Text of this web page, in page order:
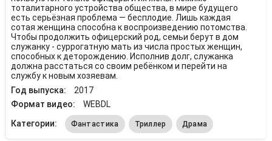
тоталитарного устройства общества, в мире будущего
есть серьёзная проблема — бесплодие. Лишь каждая
сотая женщина способна к воспроизведению потомства.
Чтобы продолжить офицерский род, семьи берут в дом
служанку - суррогатную мать из числа простых женщин,
способных к деторождению. Исполнив долг, служанка
должна расстаться со своим ребёнком и перейти на
службу к новым хозяевам.
Год выпуска:
2017
Формат видео:
WEBDL
Категории:
Фантастика Триллер Драма